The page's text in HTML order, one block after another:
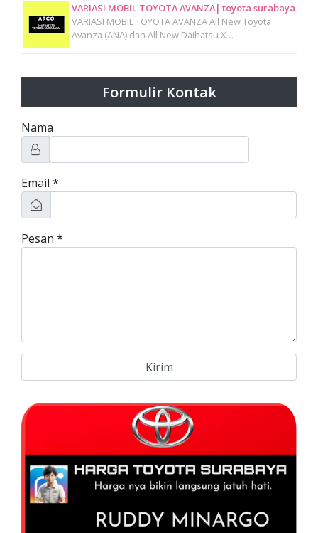
VARIASI MOBIL TOYOTA AVANZA| toyota surabaya
VARIASI MOBIL TOYOTA AVANZA All New Toyota
Avanza (ANA) dan All New Daihatsu X…
Formulir Kontak
Nama
Email *
Pesan *